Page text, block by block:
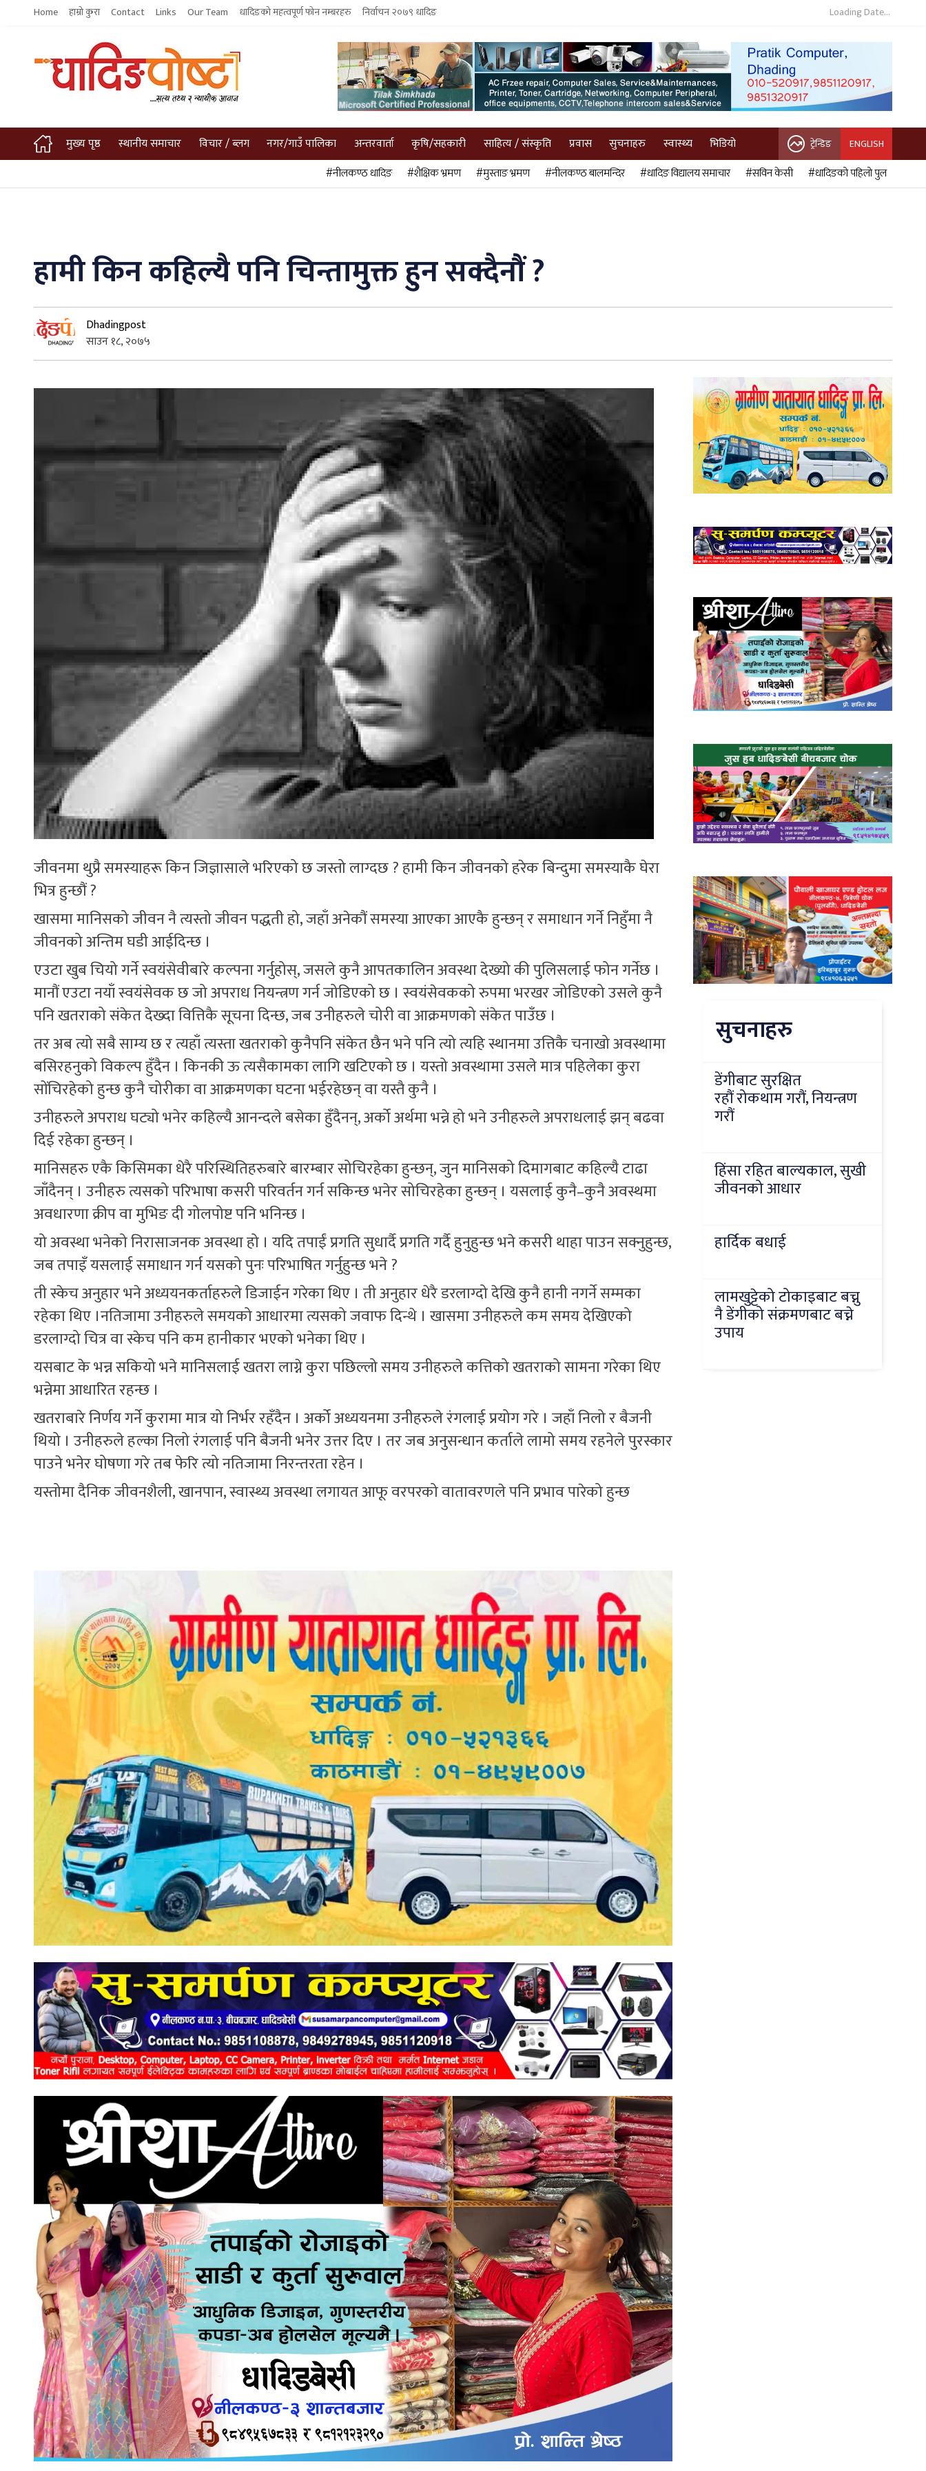
Home हाम्रो कुरा Contact Links Our Team धादिङको महत्वपूर्ण फोन नम्बरहरु निर्वाचन २०७९ धादिङ Loading Date...
मुख्य पृष्ठ स्थानीय समाचार विचार / ब्लग नगर/गाउँ पालिका अन्तरवार्ता कृषि/सहकारी साहित्य / संस्कृति प्रवास सुचनाहरु स्वास्थ्य भिडियो ट्रेन्डिङ ENGLISH
#नीलकण्ठ धादिङ #शैक्षिक भ्रमण #मुस्ताङ भ्रमण #नीलकण्ठ बालमन्दिर #धादिङ विद्यालय समाचार #सविन केसी #धादिङको पहिलो पुल
हामी किन कहिल्यै पनि चिन्तामुक्त हुन सक्दैनौं ?
Dhadingpost
साउन १८, २०७५
जीवनमा थुप्रै समस्याहरू किन जिज्ञासाले भरिएको छ जस्तो लाग्दछ ? हामी किन जीवनको हरेक बिन्दुमा समस्याकै घेरा
भित्र हुन्छौं ?
खासमा मानिसको जीवन नै त्यस्तो जीवन पद्धती हो, जहाँ अनेकौं समस्या आएका आएकै हुन्छन् र समाधान गर्ने निहुँमा नै
जीवनको अन्तिम घडी आईदिन्छ ।
एउटा खुब चियो गर्ने स्वयंसेवीबारे कल्पना गर्नुहोस्, जसले कुनै आपतकालिन अवस्था देख्यो की पुलिसलाई फोन गर्नेछ ।
मानौं एउटा नयाँ स्वयंसेवक छ जो अपराध नियन्त्रण गर्न जोडिएको छ । स्वयंसेवकको रुपमा भरखर जोडिएको उसले कुनै
पनि खतराको संकेत देख्दा वित्तिकै सूचना दिन्छ, जब उनीहरुले चोरी वा आक्रमणको संकेत पाउँछ ।
तर अब त्यो सबै साम्य छ र त्यहाँ त्यस्ता खतराको कुनैपनि संकेत छैन भने पनि त्यो त्यहि स्थानमा उत्तिकै चनाखो अवस्थामा
बसिरहनुको विकल्प हुँदैन । किनकी ऊ त्यसैकामका लागि खटिएको छ । यस्तो अवस्थामा उसले मात्र पहिलेका कुरा
सोंचिरहेको हुन्छ कुनै चोरीका वा आक्रमणका घटना भईरहेछन् वा यस्तै कुनै ।
उनीहरुले अपराध घट्यो भनेर कहिल्यै आनन्दले बसेका हुँदैनन्, अर्को अर्थमा भन्ने हो भने उनीहरुले अपराधलाई झन् बढवा
दिई रहेका हुन्छन् ।
मानिसहरु एकै किसिमका धेरै परिस्थितिहरुबारे बारम्बार सोचिरहेका हुन्छन्, जुन मानिसको दिमागबाट कहिल्यै टाढा
जाँदैनन् । उनीहरु त्यसको परिभाषा कसरी परिवर्तन गर्न सकिन्छ भनेर सोचिरहेका हुन्छन् । यसलाई कुनै–कुनै अवस्थमा
अवधारणा क्रीप वा मुभिङ दी गोलपोष्ट पनि भनिन्छ ।
यो अवस्था भनेको निरासाजनक अवस्था हो । यदि तपाईं प्रगति सुधार्दै प्रगति गर्दै हुनुहुन्छ भने कसरी थाहा पाउन सक्नुहुन्छ,
जब तपाइँ यसलाई समाधान गर्न यसको पुनः परिभाषित गर्नुहुन्छ भने ?
ती स्केच अनुहार भने अध्ययनकर्ताहरुले डिजाईन गरेका थिए । ती अनुहार धेरै डरलाग्दो देखि कुनै हानी नगर्ने सम्मका
रहेका थिए ।नतिजामा उनीहरुले समयको आधारमा त्यसको जवाफ दिन्थे । खासमा उनीहरुले कम समय देखिएको
डरलाग्दो चित्र वा स्केच पनि कम हानीकार भएको भनेका थिए ।
यसबाट के भन्न सकियो भने मानिसलाई खतरा लाग्ने कुरा पछिल्लो समय उनीहरुले कत्तिको खतराको सामना गरेका थिए
भन्नेमा आधारित रहन्छ ।
खतराबारे निर्णय गर्ने कुरामा मात्र यो निर्भर रहँदैन । अर्को अध्ययनमा उनीहरुले रंगलाई प्रयोग गरे । जहाँ निलो र बैजनी
थियो । उनीहरुले हल्का निलो रंगलाई पनि बैजनी भनेर उत्तर दिए । तर जब अनुसन्धान कर्ताले लामो समय रहनेले पुरस्कार
पाउने भनेर घोषणा गरे तब फेरि त्यो नतिजामा निरन्तरता रहेन ।
यस्तोमा दैनिक जीवनशैली, खानपान, स्वास्थ्य अवस्था लगायत आफू वरपरको वातावरणले पनि प्रभाव पारेको हुन्छ
सुचनाहरु
डेंगीबाट सुरक्षित
रहौं रोकथाम गरौं, नियन्त्रण
गरौं
हिंसा रहित बाल्यकाल, सुखी
जीवनको आधार
हार्दिक बधाई
लामखुट्टेको टोकाइबाट बच्नु
नै डेंगीको संक्रमणबाट बच्ने
उपाय